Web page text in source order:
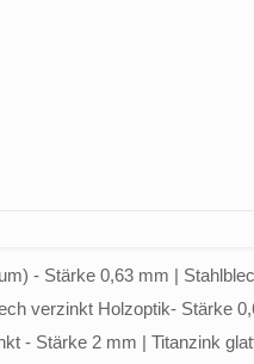
- Stärke 0,63 mm |
verzinkt Holzoptik- Stärke
- Stärke 2 mm | Titanzink